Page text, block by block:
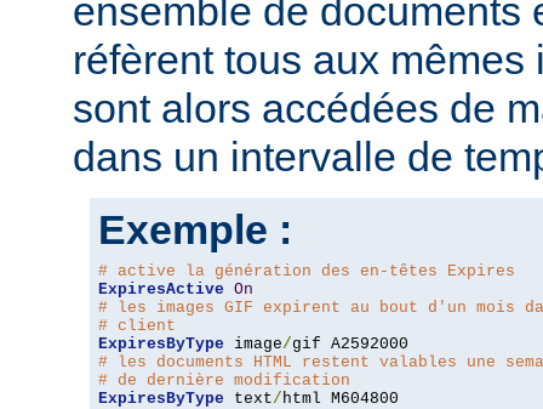
ensemble de documents
réfèrent tous aux
sont alors accédées de
dans un intervalle de
Exemple :
# active la génération des en-têtes Expires
ExpiresActive On
# les images GIF expirent au bout d'un mois
# client
ExpiresByType image/
# les documents HTML restent valables une
# de dernière modification
ExpiresByType text/ html M604800